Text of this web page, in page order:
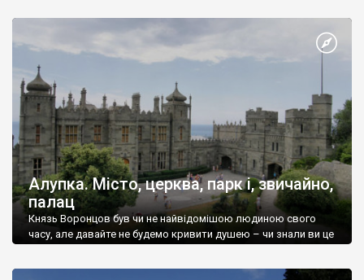
Алупка. Місто, церква, парк і, звичайно,
палац
Князь Воронцов був чи не найвідомішою людиною свого
часу, але давайте не будемо кривити душею – чи знали ви це